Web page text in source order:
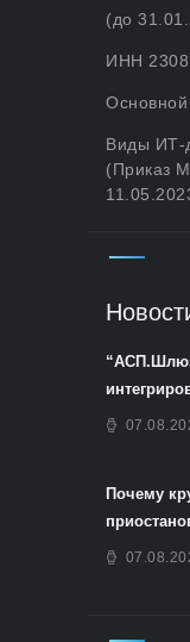
(до
ИНН
Виды ИТ-
(Приказ
Почему